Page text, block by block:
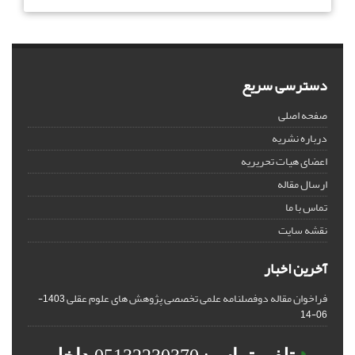
دسترسی سریع
صفحه اصلی
درباره نشریه
اعضای هیات تحریریه
ارسال مقاله
تماس با ما
نقشه سایت
آخرین اخبار
فراخوان مقاله دوفصلنامه علمی تخصصی پژوهش های علوم عقلی
1403-
06-14